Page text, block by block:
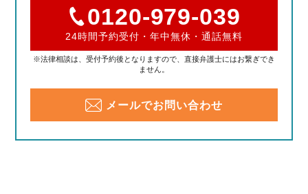
0120-979-039
24時間予約受付・年中無休・通話無料
※法律相談は、受付予約後となりますので、直接弁護士にはお繋ぎでき
ません。
メールでお問い合わせ